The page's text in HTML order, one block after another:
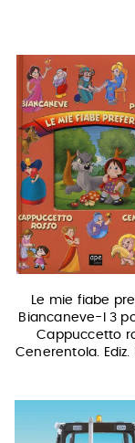
Le mie fiabe
Biancaneve-I 3
Cappuccetto
Cenerentola.